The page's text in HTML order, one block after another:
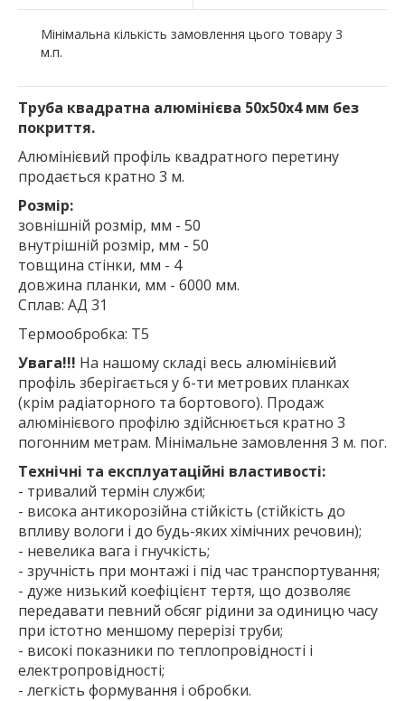
Мінімальна кількість замовлення цього товару 3
м.п.
Труба квадратна алюмінієва 50х50х4 мм без
покриття.
Алюмінієвий профіль квадратного перетину
продається кратно 3 м.
Розмір:
зовнішній розмір, мм - 50
внутрішній розмір, мм - 50
товщина стінки, мм - 4
довжина планки, мм - 6000 мм.
Сплав: АД 31
Термообробка: Т5
Увага!!! На нашому складі весь алюмінієвий
профіль зберігається у 6-ти метрових планках
(крім радіаторного та бортового). Продаж
алюмінієвого профілю здійснюється кратно 3
погонним метрам. Мінімальне замовлення 3 м. пог.
Технічні та експлуатаційні властивості:
- тривалий термін служби;
- висока антикорозійна стійкість (стійкість до
впливу вологи і до будь-яких хімічних речовин);
- невелика вага і гнучкість;
- зручність при монтажі і під час транспортування;
- дуже низький коефіцієнт тертя, що дозволяє
передавати певний обсяг рідини за одиницю часу
при істотно меншому перерізі труби;
- високі показники по теплопровідності і
електропровідності;
- легкість формування і обробки.